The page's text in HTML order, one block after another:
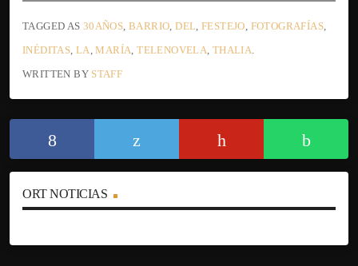
TAGGED AS 30AÑOS ,BARRIO ,DEL ,FESTEJO FOTOGRAFÍAS,
INÉDITAS LA ,MARÍA ,TELENOVELA THALIA
WRITTEN BY STAFF
ORT NOTICIAS